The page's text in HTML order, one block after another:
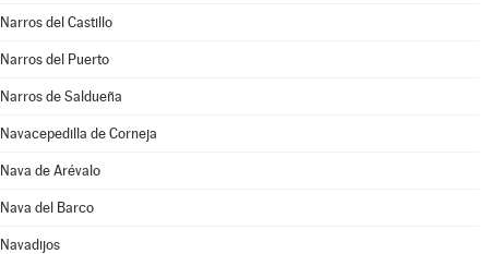
Narros del Castillo
Narros del Puerto
Narros de Saldueña
Navacepedilla de Corneja
Nava de Arévalo
Nava del Barco
Navadijos